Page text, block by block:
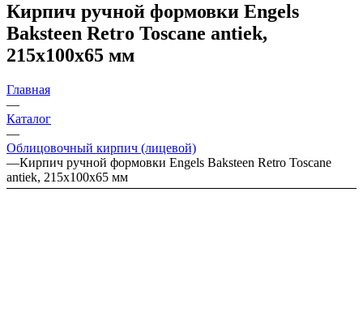
Кирпич ручной формовки Engels
Baksteen Retro Toscane antiek,
215х100х65 мм
Главная
—
Каталог
—
Облицовочный кирпич (лицевой)
—Кирпич ручной формовки Engels Baksteen Retro Toscane
antiek, 215х100х65 мм